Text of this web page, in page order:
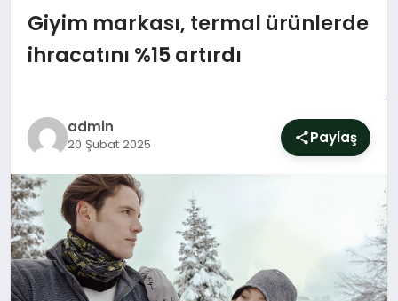
EKONOMI
SPOR
SIYASET
YAŞAM
DÜNYA
SAĞLIK
Giyim markası, termal ürünlerde
ihracatını %15 artırdı
admin
20 Şubat 2025 Paylaş